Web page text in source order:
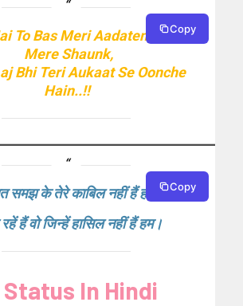
To Bas Meri Aadaten Varana
Mere Shaunk,
Bhi Teri Aukaat Se Oonche
Hain..!!
Copy
समझ के तेरे काबिल नहीं हैं हम,
हैं वो जिन्हें हासिल नहीं हैं हम।
Copy
Status In Hindi